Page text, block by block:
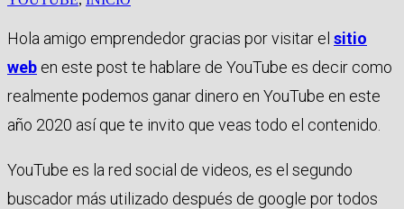
Hola amigo emprendedor gracias por visitar el sitio
web en este post te hablare de YouTube es decir como
realmente podemos ganar dinero en YouTube en este
año 2020 así que te invito que veas todo el contenido.
YouTube es la red social de videos, es el segundo
buscador más utilizado después de google por todos